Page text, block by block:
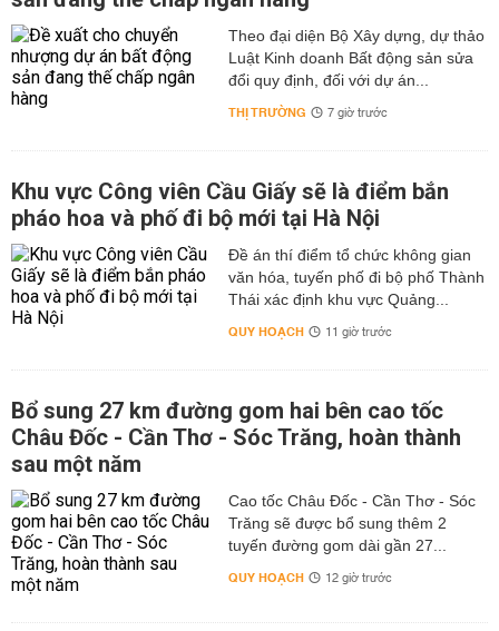
Theo đại diện Bộ Xây dựng, dự thảo
Luật Kinh doanh Bất động sản sửa
đổi quy định, đối với dự án...
THỊ TRƯỜNG 7 giờ trước
Khu vực Công viên Cầu Giấy sẽ là điểm bắn
pháo hoa và phố đi bộ mới tại Hà Nội
Đề án thí điểm tổ chức không gian
văn hóa, tuyến phố đi bộ phố Thành
Thái xác định khu vực Quảng...
QUY HOẠCH 11 giờ trước
Bổ sung 27 km đường gom hai bên cao tốc
Châu Đốc - Cần Thơ - Sóc Trăng, hoàn thành
sau một năm
Cao tốc Châu Đốc - Cần Thơ - Sóc
Trăng sẽ được bổ sung thêm 2
tuyến đường gom dài gần 27...
QUY HOẠCH 12 giờ trước